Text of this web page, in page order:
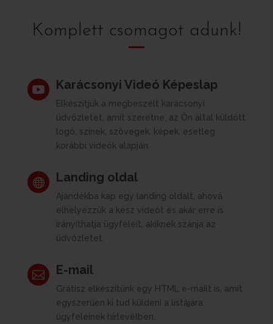
Komplett csomagot adunk!
 Karácsonyi Videó Képeslap
Elkészítjük a megbeszélt karácsonyi
üdvözletet, amit szeretne, az Ön által küldött
logó, színek, szövegek, képek, esetleg
korábbi videók alapján.
 Landing oldal
Ajándékba kap egy landing oldalt, ahová
elhelyezzük a kész videót és akár erre is
irányíthatja ügyfeleit, akiknek szánja az
üdvözletet.
 E-mail
Grátisz elkészítünk egy HTML e-mailt is, amit
egyszerűen ki tud küldeni a listájára
ügyfeleinek hírlevélben.